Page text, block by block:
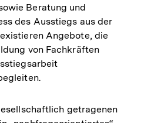
Beratung und
des Ausstiegs aus der
Angebote, die
von Fachkräften
getragenen